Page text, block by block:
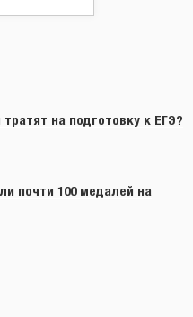
на подготовку к ЕГЭ?
почти 100 медалей на